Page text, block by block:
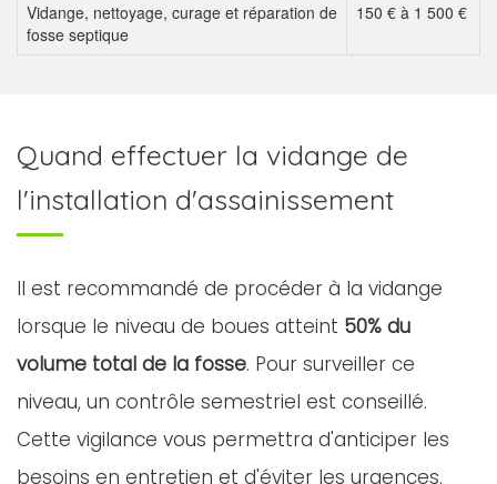
Vidange, nettoyage, curage et réparation de
fosse septique
150 € à 1 500 €
Quand effectuer la vidange de
l'installation d'assainissement
Il est recommandé de procéder à la vidange
lorsque le niveau de boues atteint 50% du
volume total de la fosse. Pour surveiller ce
niveau, un contrôle semestriel est conseillé.
Cette vigilance vous permettra d'anticiper les
besoins en entretien et d'éviter les urgences.